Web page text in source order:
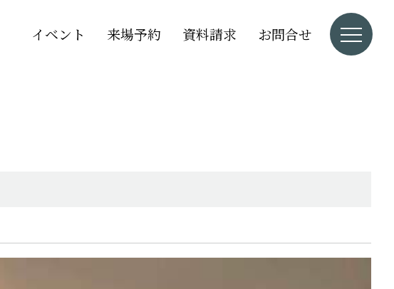
イベント 来場予約 資料請求 お問合せ